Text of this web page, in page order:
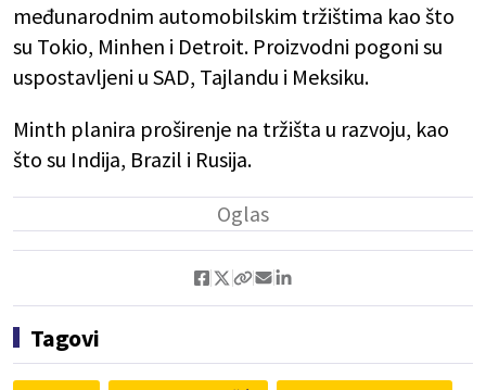
međunarodnim automobilskim tržištima kao što
su Tokio, Minhen i Detroit. Proizvodni pogoni su
uspostavljeni u SAD, Tajlandu i Meksiku.
Minth planira proširenje na tržišta u razvoju, kao
što su Indija, Brazil i Rusija.
Tagovi